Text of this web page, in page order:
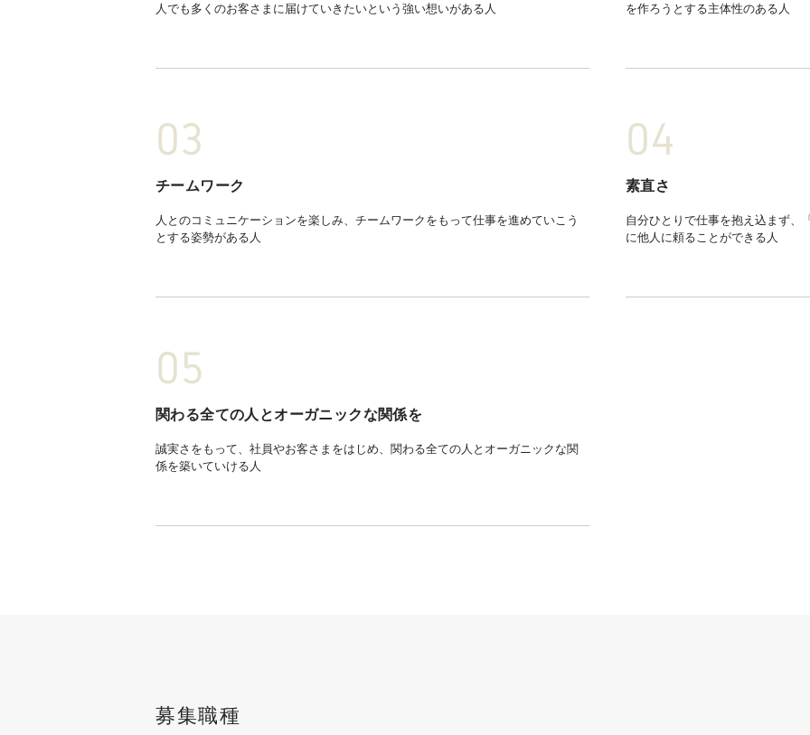
人でも多くのお客さまに届けていきたいという強い想いがある人
を作ろうとする主体性のある人
チームワーク
人とのコミュニケーションを楽しみ、チームワークをもって仕事を進めていこう
とする姿勢がある人
素直さ
自分ひとりで仕事を抱え込まず、
に他人に頼ることができる人
関わる全ての人とオーガニックな関係を
誠実さをもって、社員やお客さまをはじめ、関わる全ての人とオーガニックな関
係を築いていける人
募集職種